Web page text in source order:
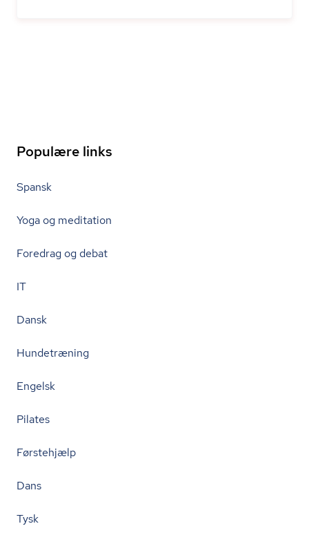
Populære links
Spansk
Yoga og meditation
Foredrag og debat
IT
Dansk
Hundetræning
Engelsk
Pilates
Førstehjælp
Dans
Tysk